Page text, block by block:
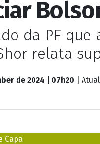
da PF
relata
de 2024 | 07h20 |